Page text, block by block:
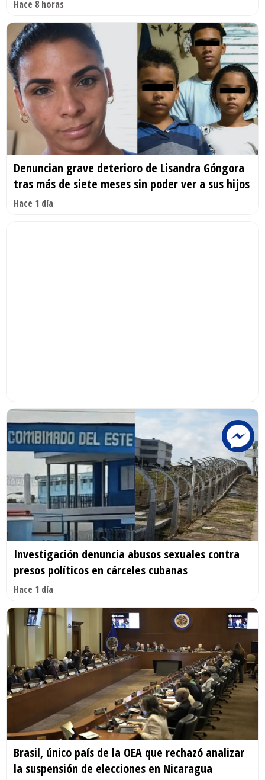
Hace 8 horas
Denuncian grave deterioro de Lisandra Góngora
tras más de siete meses sin poder ver a sus hijos
Hace 1 día
Investigación denuncia abusos sexuales contra
presos políticos en cárceles cubanas
Hace 1 día
Brasil, único país de la OEA que rechazó analizar
la suspensión de elecciones en Nicaragua